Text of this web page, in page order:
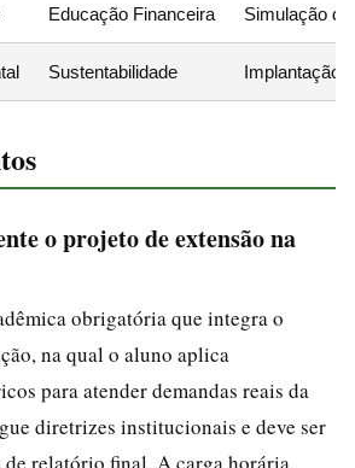
Educação Financeira Simulação
Sustentabilidade Implantação
o projeto de extensão na
obrigatória que integra o
na qual o aluno aplica
para atender demandas reais da
diretrizes institucionais e deve ser
relatório final. A carga horária